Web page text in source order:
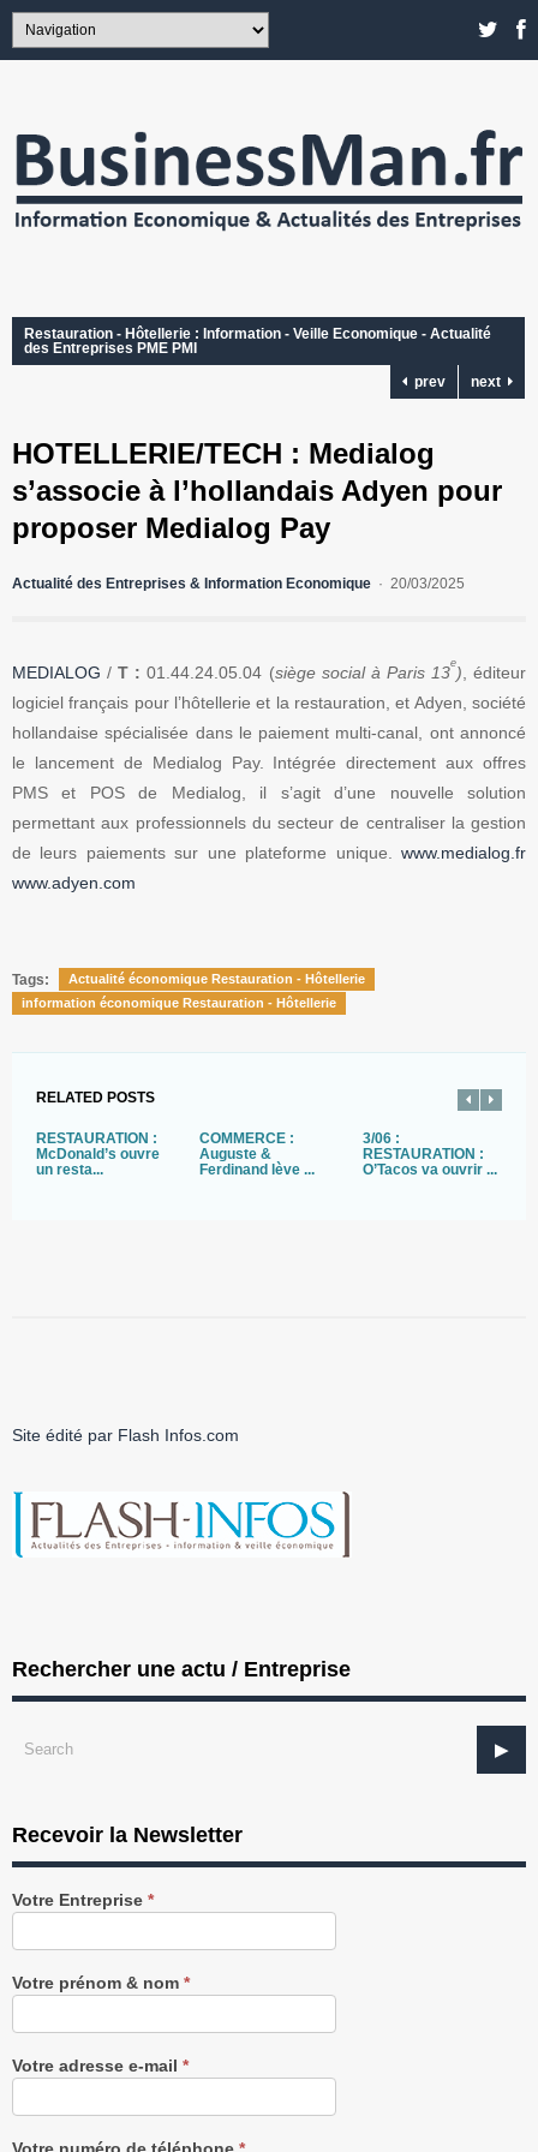
Restauration - Hôtellerie : Information - Veille Economique - Actualité
des Entreprises PME PMI
prev
next
HOTELLERIE/TECH : Medialog
s’associe à l’hollandais Adyen pour
proposer Medialog Pay
Actualité des Entreprises & Information Economique 20/03/2025
MEDIALOG /T : 01.44.24.05.04 (siège social à Paris 13e), éditeur
logiciel français pour l’hôtellerie et la restauration, et Adyen, société
hollandaise spécialisée dans le paiement multi-canal, ont annoncé
le lancement de Medialog Pay. Intégrée directement aux offres
PMS et POS de Medialog, il s’agit d’une nouvelle solution
permettant aux professionnels du secteur de centraliser la gestion
de leurs paiements sur une plateforme unique. www.medialog.fr
www.adyen.com
Tags:
Actualité économique Restauration - Hôtellerie
information économique Restauration - Hôtellerie
RELATED POSTS
RESTAURATION :
McDonald’s ouvre
un resta...
COMMERCE :
Auguste &
Ferdinand lève ...
3/06 :
RESTAURATION :
O’Tacos va ouvrir ...
Site édité par Flash Infos.com
Rechercher une actu / Entreprise
Recevoir la Newsletter
Recevez
notre
gratuitement
Votre Entreprise *
Votre prénom & nom *
Votre adresse e-mail *